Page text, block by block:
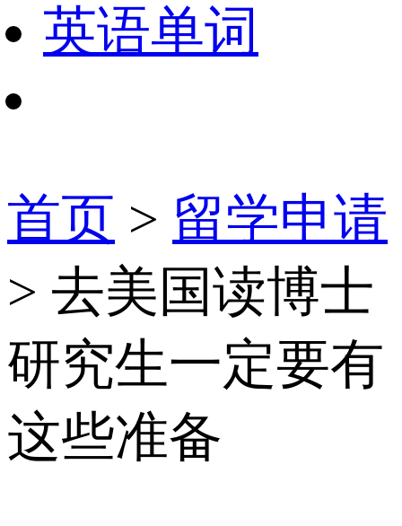
英语单词
首页 > 留学申请
> 去美国读博士
研究生一定要有
这些准备